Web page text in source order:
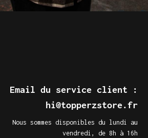
Email du service client :
hi@topperzstore.fr
Nous sommes disponibles du lundi au
vendredi, de 8h à 16h